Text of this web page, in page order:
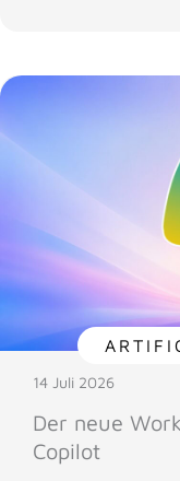
14 Juli 2026
Der neue
Copilot